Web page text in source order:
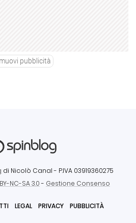
pubblicità
di Nicolò Canal - P.IVA 03919360275
BY-NC-SA 3.0- Gestione Consenso
LEGAL PRIVACY PUBBLICITÀ